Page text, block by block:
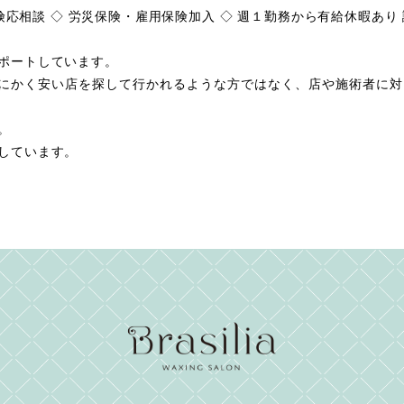
相談 ◇ 労災保険・雇用保険加入 ◇ 週１勤務から有給休暇あり
ートしています。
く安い店を探して行かれるような方ではなく、店や施術者に
ています。